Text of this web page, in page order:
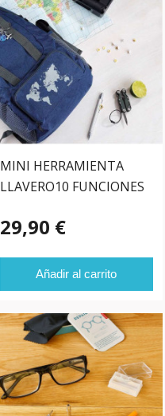
MINI HERRAMIENTA
LLAVERO10 FUNCIONES
29,90 €
Añadir al carrito